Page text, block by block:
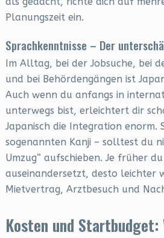
Planungszeit ein.
Sprachkenntnisse – Der
Im Alltag, bei der Jobsuche, bei
und bei Behördengängen ist
Auch wenn du anfangs in
unterwegs bist, erleichtert dir
Japanisch die Integration enorm.
sogenannten Kanji – solltest du
Umzug“ aufschieben. Je früher
auseinandersetzt, desto leichter
Mietvertrag, Arztbesuch und
Kosten und Startbudget: